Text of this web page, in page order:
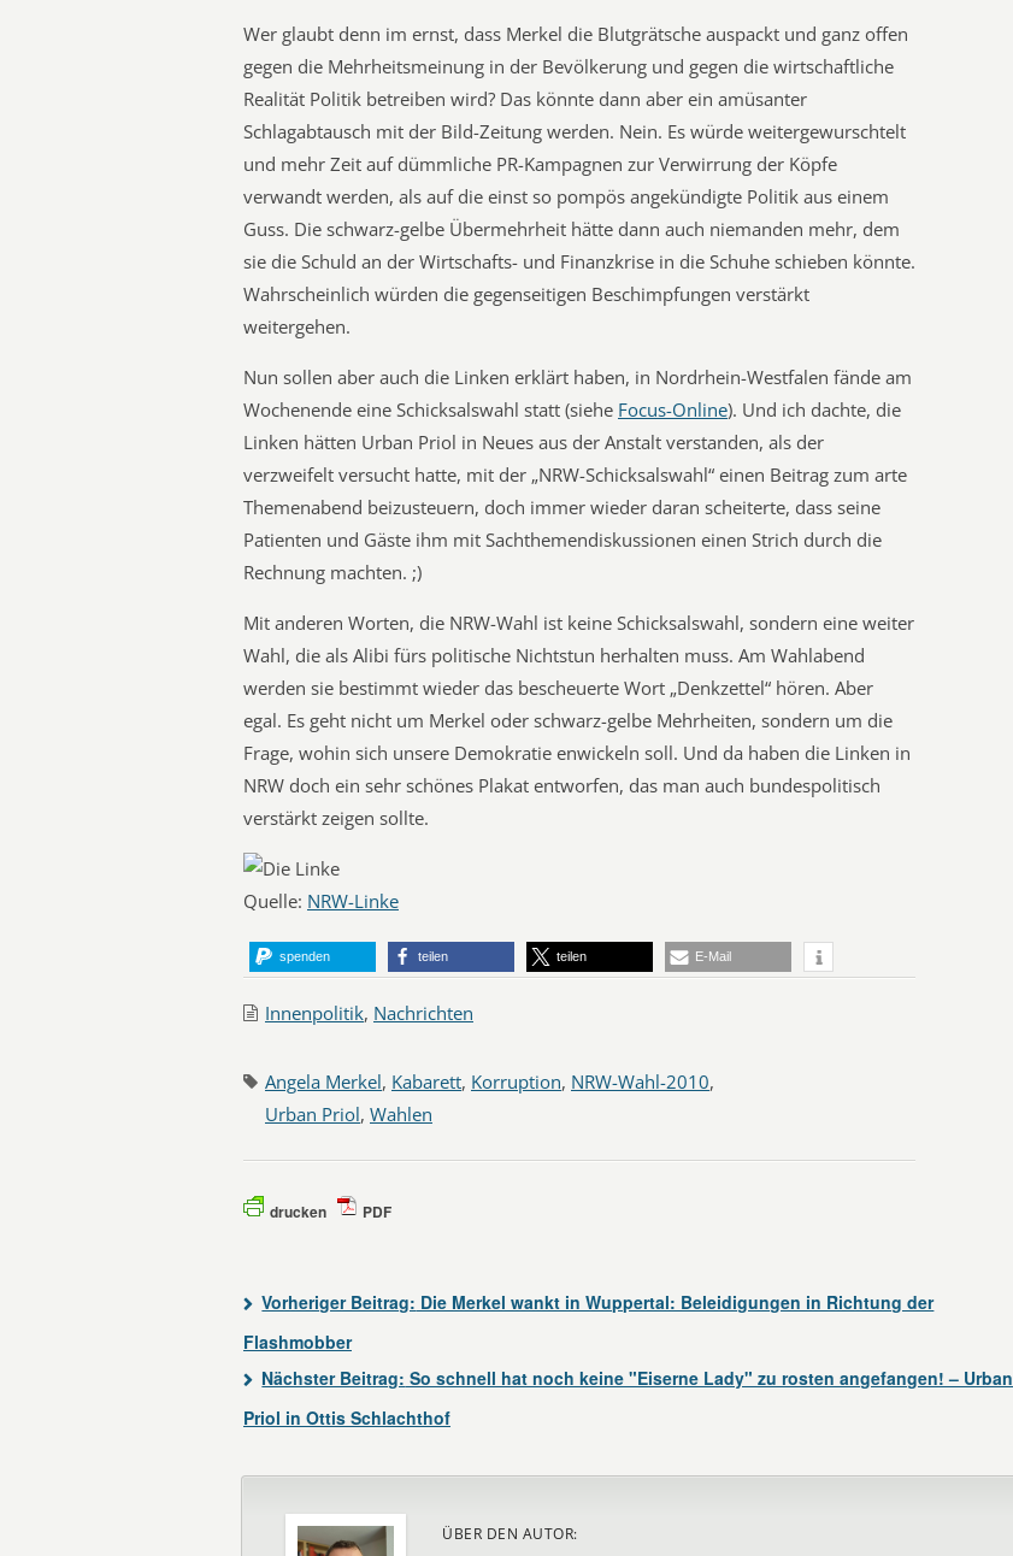
Wer glaubt denn im ernst, dass Merkel die Blutgrätsche auspackt und ganz offen
gegen die Mehrheitsmeinung in der Bevölkerung und gegen die wirtschaftliche
Realität Politik betreiben wird? Das könnte dann aber ein amüsanter
Schlagabtausch mit der Bild-Zeitung werden. Nein. Es würde weitergewurschtelt
und mehr Zeit auf dümmliche PR-Kampagnen zur Verwirrung der Köpfe
verwandt werden, als auf die einst so pompös angekündigte Politik aus einem
Guss. Die schwarz-gelbe Übermehrheit hätte dann auch niemanden mehr, dem
sie die Schuld an der Wirtschafts- und Finanzkrise in die Schuhe schieben könnte.
Wahrscheinlich würden die gegenseitigen Beschimpfungen verstärkt
weitergehen.
Nun sollen aber auch die Linken erklärt haben, in Nordrhein-Westfalen fände am
Wochenende eine Schicksalswahl statt (siehe Focus-Online). Und ich dachte, die
Linken hätten Urban Priol in Neues aus der Anstalt verstanden, als der
verzweifelt versucht hatte, mit der „NRW-Schicksalswahl“ einen Beitrag zum arte
Themenabend beizusteuern, doch immer wieder daran scheiterte, dass seine
Patienten und Gäste ihm mit Sachthemendiskussionen einen Strich durch die
Rechnung machten. ;)
Mit anderen Worten, die NRW-Wahl ist keine Schicksalswahl, sondern eine weiter
Wahl, die als Alibi fürs politische Nichtstun herhalten muss. Am Wahlabend
werden sie bestimmt wieder das bescheuerte Wort „Denkzettel“ hören. Aber
egal. Es geht nicht um Merkel oder schwarz-gelbe Mehrheiten, sondern um die
Frage, wohin sich unsere Demokratie enwickeln soll. Und da haben die Linken in
NRW doch ein sehr schönes Plakat entworfen, das man auch bundespolitisch
verstärkt zeigen sollte.
Quelle: NRW-Linke
spenden teilen teilen E-Mail
Innenpolitik, Nachrichten
Angela Merkel, Kabarett, Korruption, NRW-Wahl-2010,
Urban Priol, Wahlen
drucken PDF
Vorheriger Beitrag: Die Merkel wankt in Wuppertal: Beleidigungen in Richtung der
Flashmobber
Nächster Beitrag: So schnell hat noch keine "Eiserne Lady" zu rosten angefangen! – Urban
Priol in Ottis Schlachthof
ÜBER DEN AUTOR: